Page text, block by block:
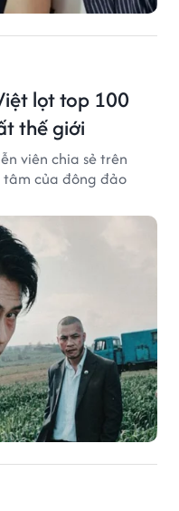
lọt top 100
thế giới
viên chia sẻ trên
của đông đảo